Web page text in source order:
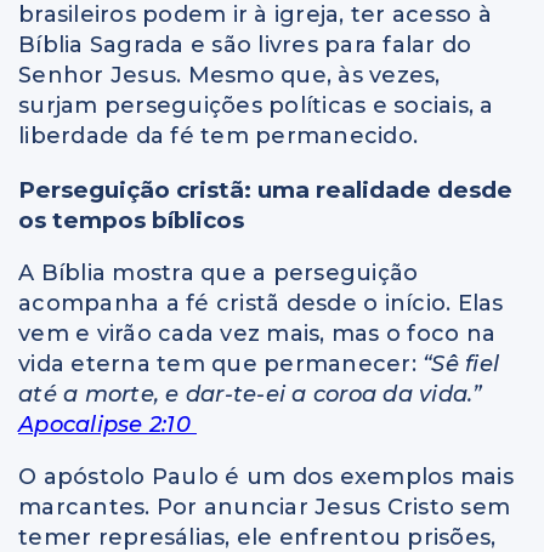
brasileiros podem ir à igreja, ter acesso à
Bíblia Sagrada e são livres para falar do
Senhor Jesus. Mesmo que, às vezes,
surjam perseguições políticas e sociais, a
liberdade da fé tem permanecido.
Perseguição cristã: uma realidade desde
os tempos bíblicos
A Bíblia mostra que a perseguição
acompanha a fé cristã desde o início. Elas
vem e virão cada vez mais, mas o foco na
vida eterna tem que permanecer: “Sê fiel
até a morte, e dar-te-ei a coroa da vida.”
Apocalipse 2:10
O apóstolo Paulo é um dos exemplos mais
marcantes. Por anunciar Jesus Cristo sem
temer represálias, ele enfrentou prisões,